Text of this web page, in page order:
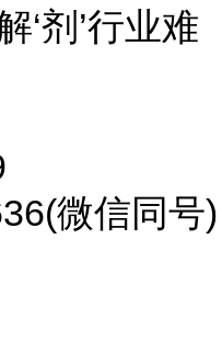
‘剂’行业难
微信同号)